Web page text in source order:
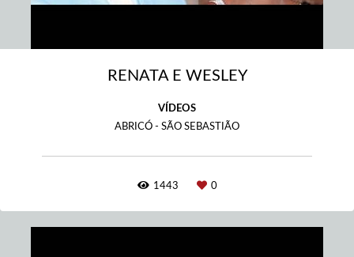
RENATA E WESLEY
VÍDEOS
ABRICÓ - SÃO SEBASTIÃO
1443 0